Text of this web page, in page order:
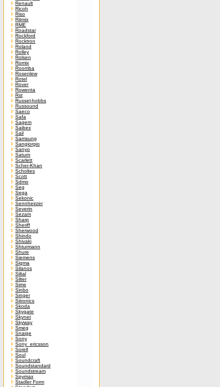
Renault
Ricoh
Riso
Ritmix
RME
Roadstar
Rockford
Rocktron
Roland
Rolley
Rolsen
Romix
Roomba
Rosenlew
Rotel
Rover
Rowenta
Rst
Russel-hobbs
Russound
Saeco
Safa
Sagem
Saibex
Sail
Samsung
Sangiorgio
Sanyo
Saturn
Scarlett
Scher-Khan
Scholtes
Scott
Sdmo
Seg
Sega
Sekonic
Sennheirzer
Severin
Sezam
Sharp
Sheriff
Sherwood
Shindo
Shivaki
Shturmann
Shure
Siemens
Sigma
Silanos
Siltal
Silter
Sims
Sinbo
Singer
Sitronics
Skoda
Skygate
Skynet
Skyway
Smeg
Snaige
Sony
Sony_ericsson
Sorell
Soul
Soundcraft
Soundstandard
Soundstream
Spymax
Stadler Form